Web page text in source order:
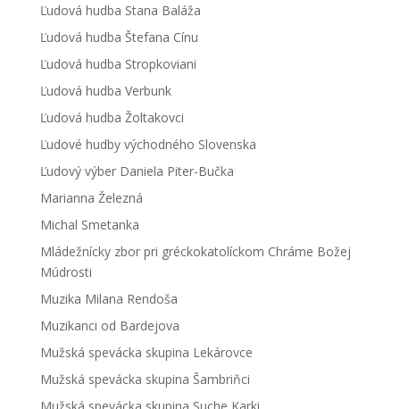
Ľudová hudba Stana Baláža
Ľudová hudba Štefana Cínu
Ľudová hudba Stropkoviani
Ľudová hudba Verbunk
Ľudová hudba Žoltakovci
Ľudové hudby východného Slovenska
Ľudový výber Daniela Piter-Bučka
Marianna Železná
Michal Smetanka
Mládežnícky zbor pri gréckokatolíckom Chráme Božej
Múdrosti
Muzika Milana Rendoša
Muzikanci od Bardejova
Mužská spevácka skupina Lekárovce
Mužská spevácka skupina Šambriňci